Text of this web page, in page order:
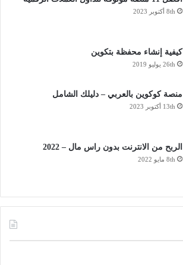
8th أكتوبر 2023
كيفية إنشاء محفظة بتكوين
26th يوليو 2019
منصة كوكوين بالعربي – دليلك الشامل
13th أكتوبر 2023
الربح من الانترنت بدون راس مال – 2022
8th مايو 2022